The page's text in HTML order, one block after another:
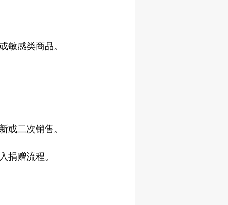
敏感类商品。
或二次销售。
捐赠流程。